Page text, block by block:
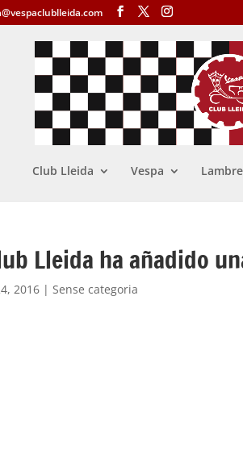
Club Lleida Vespa
Lleida ha añadido
2016 | Sense categoria